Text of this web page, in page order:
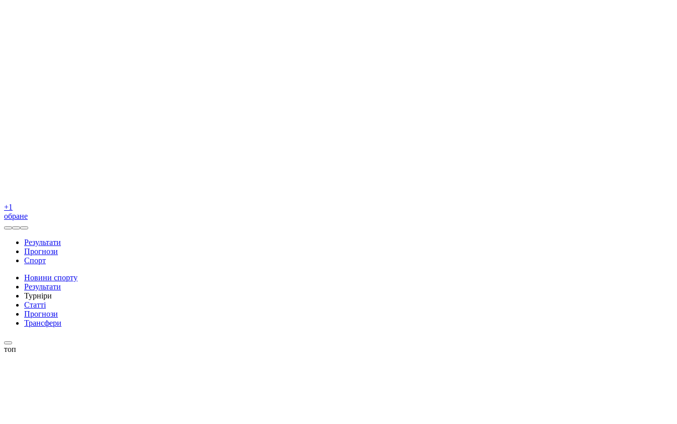
+1
обране
Результати
Прогнози
Спорт
Новини спорту
Результати
Турніри
Статті
Прогнози
Трансфери
топ